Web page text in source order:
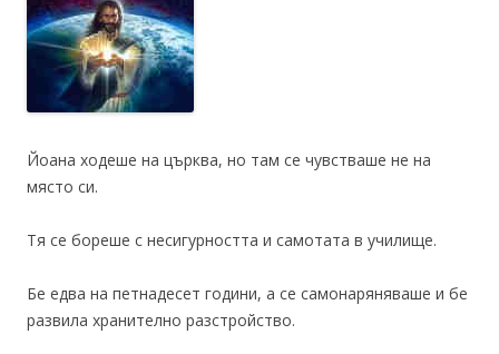
Йоана ходеше на църква, но там се чувстваше не на
място си.
Тя се бореше с несигурността и самотата в училище.
Бе едва на петнадесет години, а се самонаряняваше и бе
развила хранително разстройство.